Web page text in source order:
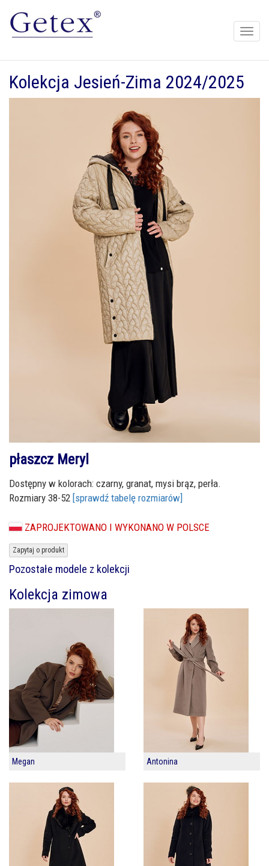
Toggle
Kolekcja Jesień-Zima 2024/2025
płaszcz Meryl
Dostępny w kolorach: czarny, granat, mysi brąz, perła.
Rozmiary 38-52 [sprawdź tabelę rozmiarów]
ZAPROJEKTOWANO I WYKONANO W POLSCE
Zapytaj o produkt
Pozostałe modele z kolekcji
Kolekcja zimowa
Megan Antonina